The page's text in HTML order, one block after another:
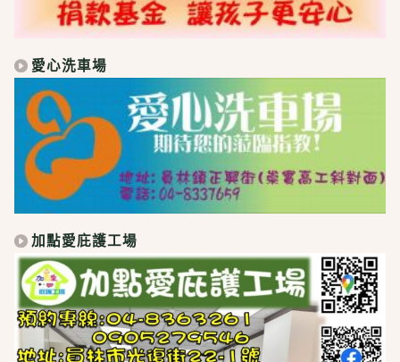
愛心洗車場
加點愛庇護工場